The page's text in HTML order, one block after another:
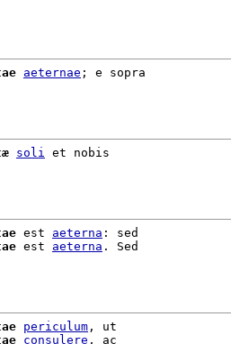
aeternae ; e sopra
soli et nobis
est aeterna : sed
est aeterna . Sed
periculum , ut
consulere , ac